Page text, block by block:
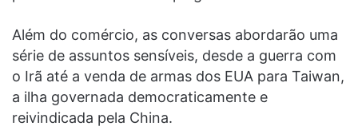
Além do comércio, as conversas abordarão uma
série de assuntos sensíveis, desde a guerra com
o Irã até a venda de armas dos EUA para Taiwan,
a ilha governada democraticamente e
reivindicada pela China.